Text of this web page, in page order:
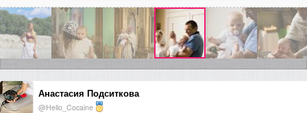
Анастасия Подситкова
@Hello_Cocaine